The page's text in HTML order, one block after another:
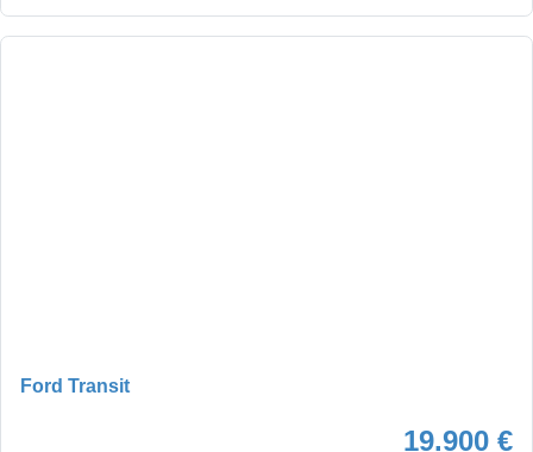
Ford Transit
19.900 €